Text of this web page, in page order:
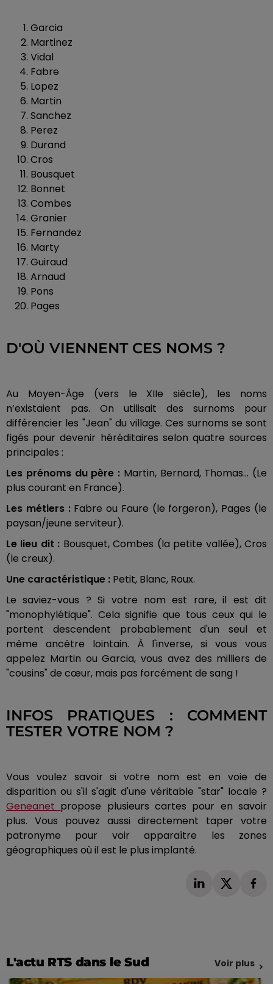
Garcia
Martinez
Vidal
Fabre
Lopez
Martin
Sanchez
Perez
Durand
Cros
Bousquet
Bonnet
Combes
Granier
Fernandez
Marty
Guiraud
Arnaud
Pons
Pages
D'OÙ VIENNENT CES NOMS ?
Au Moyen-Âge (vers le XIIe siècle), les noms
n’existaient pas. On utilisait des surnoms pour
différencier les "Jean" du village. Ces surnoms se sont
figés pour devenir héréditaires selon quatre sources
principales :
Les prénoms du père : Martin, Bernard, Thomas... (Le
plus courant en France).
Les métiers :Fabre ou Faure (le forgeron), Pages (le
paysan/jeune serviteur).
Le lieu dit : Bousquet, Combes (la petite vallée), Cros
(le creux).
Une caractéristique : Petit, Blanc, Roux.
Le saviez-vous ? Si votre nom est rare, il est dit
"monophylétique". Cela signifie que tous ceux qui le
portent descendent probablement d'un seul et
même ancêtre lointain. À l'inverse, si vous vous
appelez Martin ou Garcia, vous avez des milliers de
"cousins" de cœur, mais pas forcément de sang !
INFOS PRATIQUES : COMMENT
TESTER VOTRE NOM ?
Vous voulez savoir si votre nom est en voie de
disparition ou s'il s'agit d'une véritable "star" locale ?
Geneanet propose plusieurs cartes pour en savoir
plus. Vous pouvez aussi directement taper votre
patronyme pour voir apparaître les zones
géographiques où il est le plus implanté.
L'actu RTS dans le Sud Voir plus